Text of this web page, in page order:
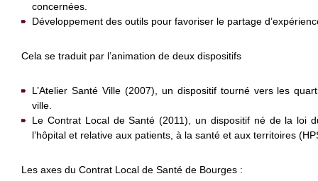
concernées.
Développement des outils pour favoriser le partage
Cela se traduit par l’animation de deux dispositifs
L’Atelier Santé Ville (2007), un dispositif tourné vers les
ville.
Le Contrat Local de Santé (2011), un dispositif né de la loi
l’hôpital et relative aux patients, à la santé et aux territoires
Les axes du Contrat Local de Santé de Bourges :